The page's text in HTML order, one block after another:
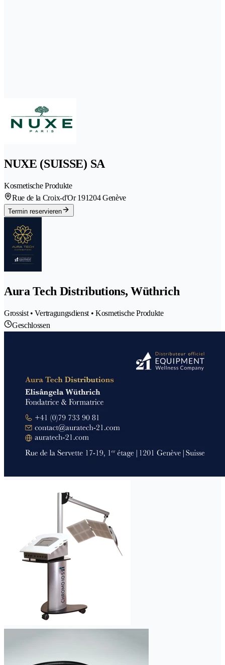
NUXE (SUISSE) SA
Kosmetische Produkte
Rue de la Croix-d'Or 191204 Genève
Termin reservieren
Aura Tech Distributions, Wüthrich
Grossist • Vertragungsdienst • Kosmetische Produkte
Geschlossen